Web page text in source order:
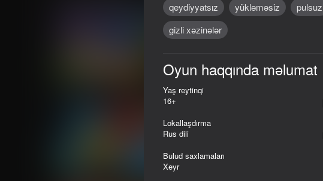
75
Just Impostor
qeydiyyatsız yükləməsiz pulsuz
gizli xəzinələr
Oyun haqqında məlumat
Yaş reytinqi
16+
Lokallaşdırma
Rus dili
Bulud saxlamaları
Xeyr